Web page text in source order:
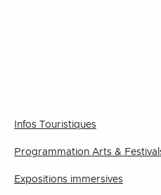
Infos Touristiques
Programmation Arts &
Expositions immersives